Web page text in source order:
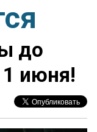
до
июня!